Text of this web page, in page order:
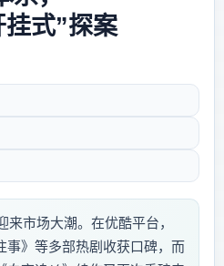
式”探案
来市场大潮。在优酷平台，
事》等多部热剧收获口碑，而